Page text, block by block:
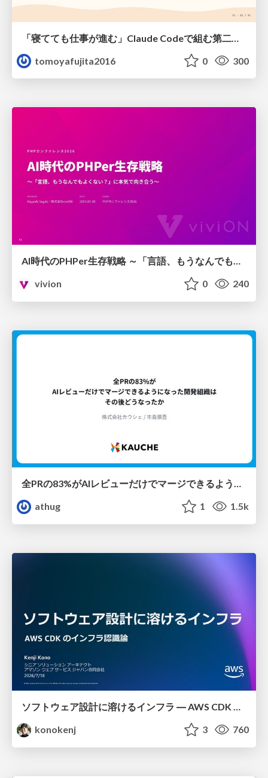
tomoyafujita2016
0 300
AI時代のPHPer生存戦略 ～「言語、もうなんでもよくない？」に本気で向き合う～
vivion
0 240
全PRの83%がAIレビューだけでマージできるようになった開発組織はその後どうなったか
athug
1 1.5k
konokenj
3 760